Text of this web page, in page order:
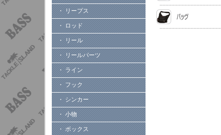
・ リープス
・ ロッド
・ リール
・ リールパーツ
・ ライン
・ フック
・ シンカー
・ 小物
・ ボックス